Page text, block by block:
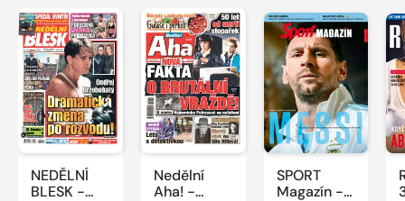
NEDĚLNÍ
BLESK -
Nedělní
Aha! -
SPORT
Magazín -